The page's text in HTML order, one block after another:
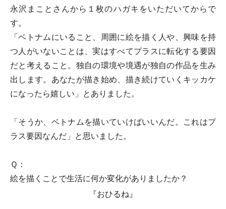
永沢まことさんから１枚のハガキをいただいてからで
す。
「ベトナムにいること、周囲に絵を描く人や、興味を持
つ人がいないことは、実はすべてプラスに転化する要因
だと考えること。独自の環境や境遇が独自の作品を生み
出します。あなたが描き始め、描き続けていくキッカケ
になったら嬉しい」とありました。
「そうか、ベトナムを描いていけばいいんだ。これはプ
ラス要因なんだ」と思いました。
Ｑ：
絵を描くことで生活に何か変化がありましたか？
『おひるね』